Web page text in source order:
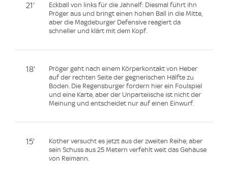
21'
Eckball von links für die Jahnelf: Diesmal führt ihn
Pröger aus und bringt einen hohen Ball in die Mitte,
aber die Magdeburger Defensive reagiert da
schneller und klärt mit dem Kopf.
18'
Pröger geht nach einem Körperkontakt von Heber
auf der rechten Seite der gegnerischen Hälfte zu
Boden. Die Regensburger fordern hier ein Foulspiel
und eine Karte, aber der Unparteiische ist nicht der
Meinung und entscheidet nur auf einen Einwurf.
15'
Kother versucht es jetzt aus der zweiten Reihe, aber
sein Schuss aus 25 Metern verfehlt weit das Gehäuse
von Reimann.